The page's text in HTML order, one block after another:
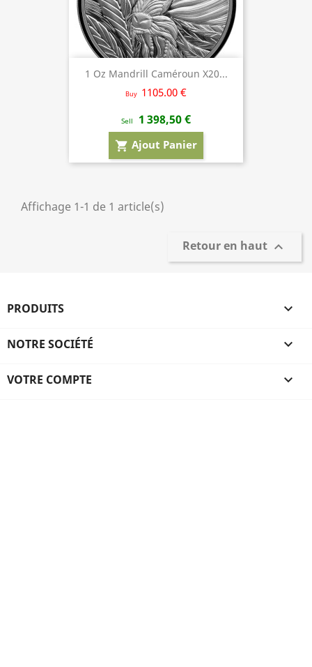
1 Oz Mandrill Caméroun X20...
Buy 1105.00 €
Sell 1 398,50 €
shopping_cart Ajout Panier
Affichage 1-1 de 1 article(s)
Retour en haut 
PRODUITS 
NOTRE SOCIÉTÉ 
VOTRE COMPTE 